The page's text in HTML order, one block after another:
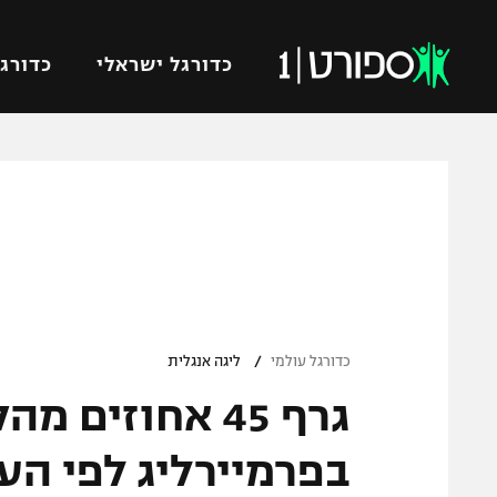
כדורגל ישראלי
ברחבה
"מעל הליגה" – פודקאסט
"מחצית בשכונה" – פודקאסט
מכבי
בית"ר
כדורגל עולמי / ליגה אנגלית
גרף 45
בפרמיירליג לפי